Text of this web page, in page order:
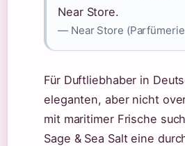
Near Store.
— Near Store
Für Duftliebhaber in
eleganten, aber nicht
mit maritimer Frische
Sage & Sea Salt eine